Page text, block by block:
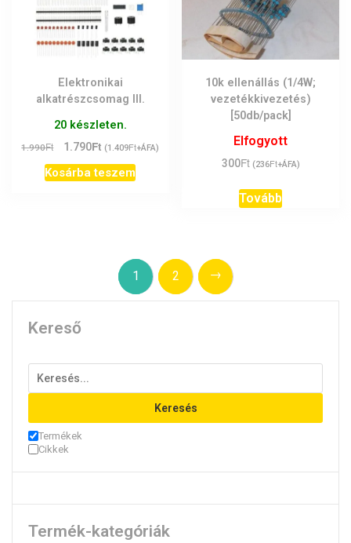
Elektronikai
alkatrészcsomag III.
20 készleten.
1.990Ft
Original
price
was:
1.790Ft Current
price
is:
(1.409Ft+ÁFA)
Kosárba teszem
10k ellenállás (1/4W;
vezetékkivezetés)
[50db/pack]
Elfogyott
300Ft (236Ft+ÁFA)
Tovább
1 2 →
Kereső
Keresés
Termékek
Cikkek
Termék-kategóriák